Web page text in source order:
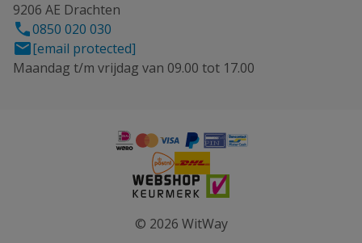
9206 AE Drachten
0850 020 030
[email protected]
Maandag t/m vrijdag van 09.00 tot 17.00
© 2026 WitWay